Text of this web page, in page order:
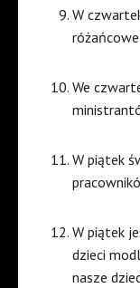
W
We
W piątek
W piątek
dzieci
nasze